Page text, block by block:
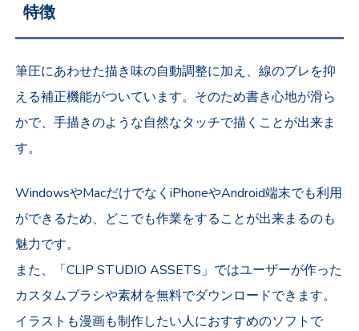
特徴
筆圧にあわせた描き味の自動調整に加え、線のブレを抑
える補正機能がついています。そのため書き心地が滑ら
かで、手描きのような自然なタッチで描くことが出来ま
す。
WindowsやMacだけでなくiPhoneやAndroid端末でも利用
ができるため、どこでも作業をすることが出来まるのも
魅力です。
また、「CLIP STUDIO ASSETS」ではユーザーが作った
カスタムブラシや素材を無料でダウンロードできます。
イラストも漫画も制作したい人におすすめのソフトで